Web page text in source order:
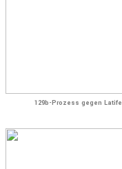
129b-Prozess gegen Latife